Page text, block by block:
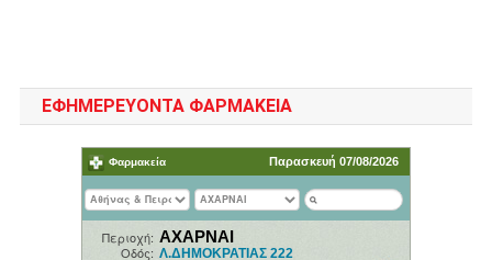
ΕΦΗΜΕΡΕΥΟΝΤΑ ΦΑΡΜΑΚΕΙΑ